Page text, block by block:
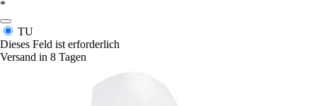
*
TU
Dieses Feld ist erforderlich
Versand in 8 Tagen